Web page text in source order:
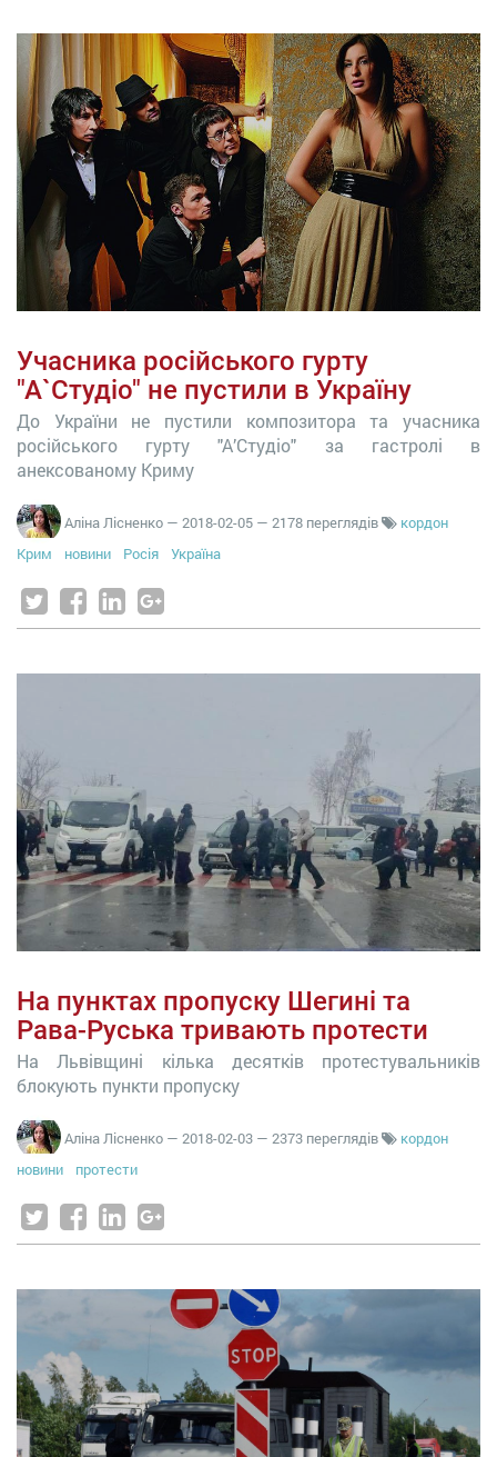
Учасника російського гурту
"А`Студіо" не пустили в Україну
До України не пустили композитора та учасника
російського гурту "А’Студіо" за гастролі в
анексованому Криму
Аліна Лісненко — 2018-02-05 — 2178 переглядів
кордон
Крим
новини Росія Україна
На пунктах пропуску Шегині та
Рава-Руська тривають протести
На Львівщині кілька десятків протестувальників
блокують пункти пропуску
Аліна Лісненко — 2018-02-03 — 2373 переглядів
кордон
новини
протести